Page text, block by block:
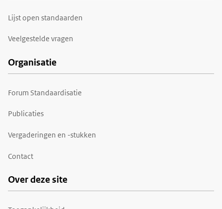
Lijst open standaarden
Veelgestelde vragen
Organisatie
Forum Standaardisatie
Publicaties
Vergaderingen en -stukken
Contact
Over deze site